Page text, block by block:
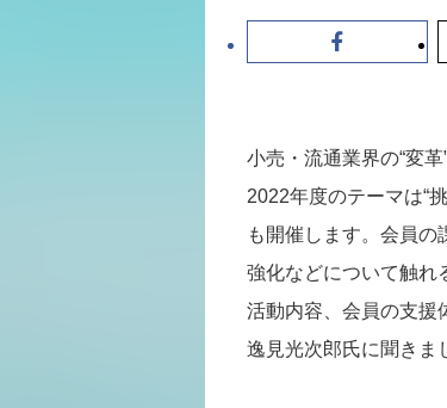
小売・流通業界の“変
2022年度のテーマは“
も開催します。会員の
強化などについて触れ
活動内容、会員の支援
逸見光次郎氏に聞きま